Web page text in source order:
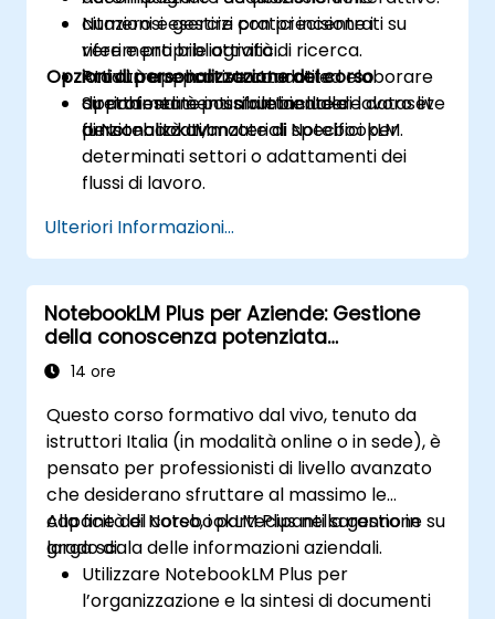
citazioni e gestire con precisione i
riferimenti bibliografici.
Produrre report strutturati ed elaborare
approfondimenti sfruttando le
funzionalità avanzate di NotebookLM.
Numerosi esercizi pratici incentrati su
vere e proprie attività di ricerca.
Attività applicative condotte
direttamente in un ambiente di lavoro live
di NotebookLM.
Opzioni di personalizzazione del corso
Su richiesta è possibile includere dataset
personalizzati, materiali specifici per
determinati settori o adattamenti dei
flussi di lavoro.
Ulteriori Informazioni...
NotebookLM Plus per Aziende: Gestione
della conoscenza potenziata
dall’Intelligenza Artificiale
14 ore
Questo corso formativo dal vivo, tenuto da
istruttori Italia (in modalità online o in sede), è
pensato per professionisti di livello avanzato
che desiderano sfruttare al massimo le
capacità di NotebookLM Plus nella gestione su
larga scala delle informazioni aziendali.
Alla fine del corso, i partecipanti saranno in
grado di:
Utilizzare NotebookLM Plus per
l’organizzazione e la sintesi di documenti